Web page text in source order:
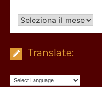
Archivio
Articoli
Translate: